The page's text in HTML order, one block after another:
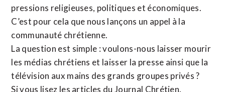
pressions religieuses, politiques et économiques.
C’est pour cela que nous lançons un appel à la
communauté chrétienne.
La question est simple : voulons-nous laisser mourir
les médias chrétiens et laisser la presse ainsi que la
télévision aux mains des grands groupes privés ?
Si vous lisez les articles du Journal Chrétien,